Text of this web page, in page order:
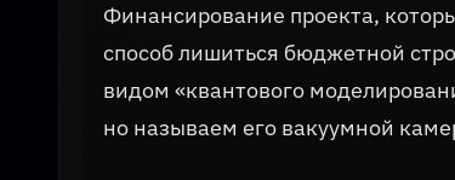
Финансирование проекта,
способ лишиться бюджетной
видом «квантового
но называем его вакуумной